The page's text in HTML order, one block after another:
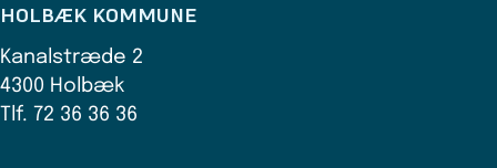
HOLBÆK KOMMUNE
Kanalstræde 2
4300 Holbæk
Tlf. 72 36 36 36